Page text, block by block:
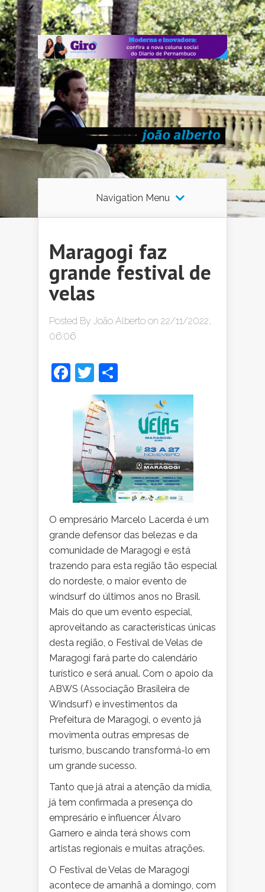
Navigation Menu
Maragogi faz
grande festival de
velas
Posted By João Alberto on 22/11/2022,
06:06
Facebook
Twitter
O empresário Marcelo Lacerda é um
grande defensor das belezas e da
comunidade de Maragogi e está
trazendo para esta região tão especial
do nordeste, o maior evento de
windsurf do últimos anos no Brasil.
Mais do que um evento especial,
aproveitando as características únicas
desta região, o Festival de Velas de
Maragogi fará parte do calendário
turístico e será anual. Com o apoio da
ABWS (Associação Brasileira de
Windsurf) e investimentos da
Prefeitura de Maragogi, o evento já
movimenta outras empresas de
turismo, buscando transformá-lo em
um grande sucesso.
Tanto que já atrai a atenção da mídia,
já tem confirmada a presença do
empresário e influencer Álvaro
Garnero e ainda terá shows com
artistas regionais e muitas atrações.
O Festival de Velas de Maragogi
acontece de amanhã a domingo, com